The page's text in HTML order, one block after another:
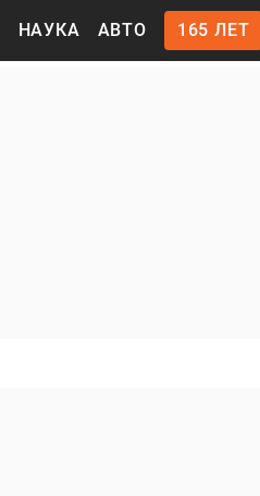
НАУКА АВТО 165 ЛЕТ